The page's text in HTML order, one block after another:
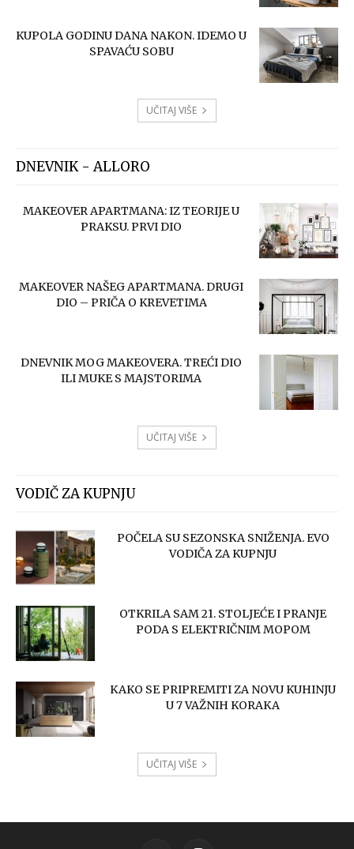
KUPOLA GODINU DANA NAKON. IDEMO U
SPAVAĆU SOBU
UČITAJ VIŠE
DNEVNIK - ALLORO
MAKEOVER APARTMANA: IZ TEORIJE U
PRAKSU. PRVI DIO
MAKEOVER NAŠEG APARTMANA. DRUGI
DIO – PRIČA O KREVETIMA
DNEVNIK MOG MAKEOVERA. TREĆI DIO
ILI MUKE S MAJSTORIMA
UČITAJ VIŠE
VODIČ ZA KUPNJU
POČELA SU SEZONSKA SNIŽENJA. EVO
VODIČA ZA KUPNJU
OTKRILA SAM 21. STOLJEĆE I PRANJE
PODA S ELEKTRIČNIM MOPOM
KAKO SE PRIPREMITI ZA NOVU KUHINJU
U 7 VAŽNIH KORAKA
UČITAJ VIŠE